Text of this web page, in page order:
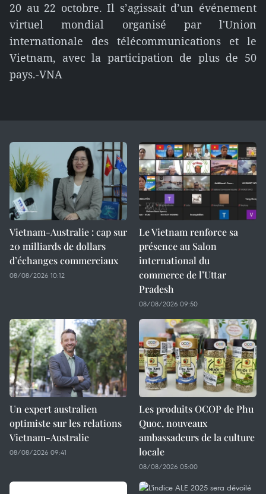
20 au 22 octobre. Il s’agissait d’un événement
virtuel mondial organisé par l'Union
internationale des télécommunications et le
Vietnam, avec la participation de plus de 50
pays.-VNA
Vietnam-Australie : cap sur
20 milliards de dollars
d’échanges commerciaux
08/08/2026 10:12
Le Vietnam renforce sa
présence au Salon
international du
commerce de l’Uttar
Pradesh
08/08/2026 09:50
Un expert australien
optimiste sur les relations
Vietnam-Australie
08/08/2026 09:41
Les produits OCOP de Phu
Quoc, nouveaux
ambassadeurs de la culture
locale
08/08/2026 05:00